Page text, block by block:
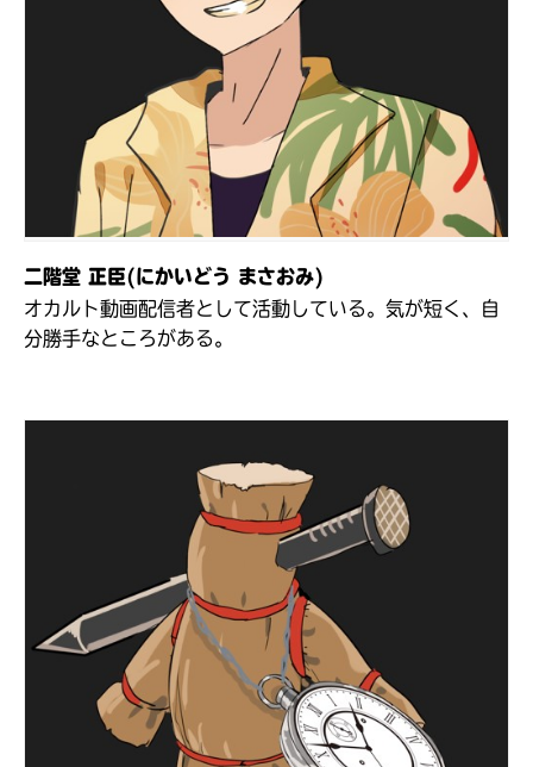
キーワードから探す
オフィシャルアカウント
SNSでシェアする
二階堂 正臣(にかいどう まさおみ)
オカルト動画配信者として活動している。気が短く、自
分勝手なところがある。